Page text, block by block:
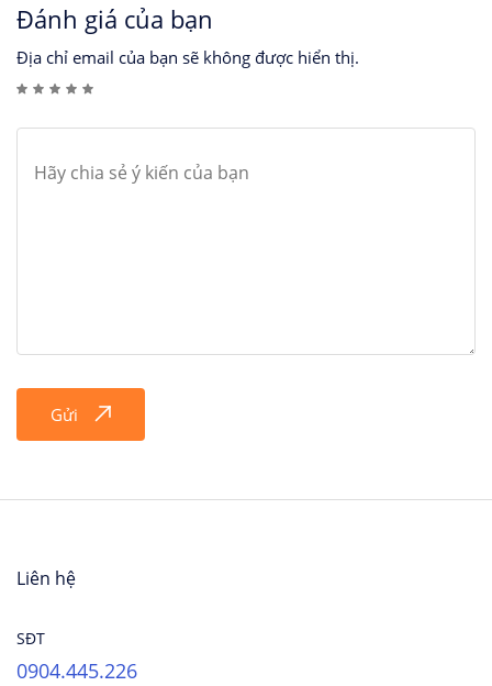
Đánh giá của bạn
Địa chỉ email của bạn sẽ không được hiển thị.
Gửi
Liên hệ
SĐT
0904.445.226